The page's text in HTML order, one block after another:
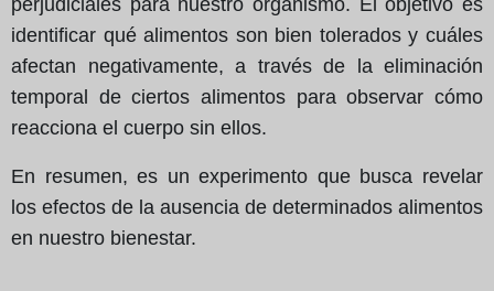
identificar qué alimentos son bien tolerados y cuáles
afectan negativamente, a través de la eliminación
temporal de ciertos alimentos para observar cómo
reacciona el cuerpo sin ellos.
En resumen, es un experimento que busca revelar
los efectos de la ausencia de determinados alimentos
en nuestro bienestar.